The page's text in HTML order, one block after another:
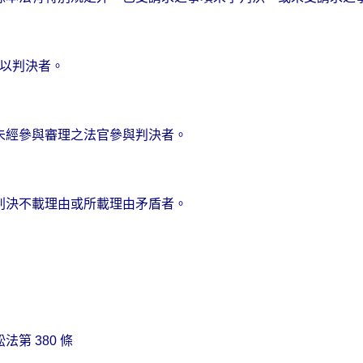
判決者。
經參與審理之法官參與判決者。
決不載理由或所載理由矛盾者。
法第 380條